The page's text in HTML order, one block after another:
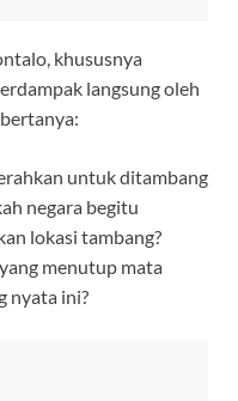
khususnya
langsung oleh
untuk ditambang
negara begitu
lokasi tambang?
menutup mata
nyata ini?